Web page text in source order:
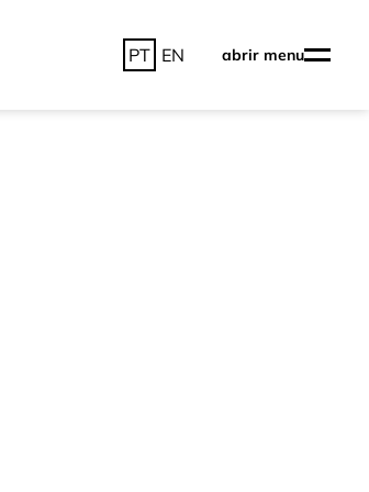
PT EN abrir menu